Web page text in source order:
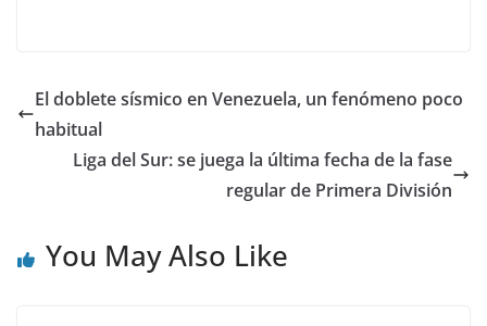
El doblete sísmico en Venezuela, un fenómeno poco
habitual
Liga del Sur: se juega la última fecha de la fase
regular de Primera División
You May Also Like